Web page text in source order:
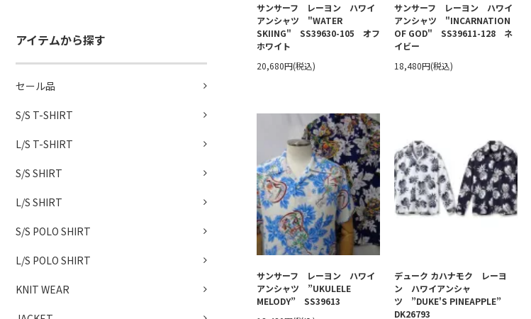
アイテムから探す
セール品
S/S T-SHIRT
L/S T-SHIRT
S/S SHIRT
L/S SHIRT
S/S POLO SHIRT
L/S POLO SHIRT
KNIT WEAR
サンサーフ レーヨン ハワイ
アンシャツ "WATER
SKIING" SS39630-105 オフ
ホワイト
20,680円(税込)
サンサーフ レーヨン ハワイ
アンシャツ "INCARNATION
OF GOD" SS39611-128 ネ
イビー
18,480円(税込)
サンサーフ レーヨン ハワイ
アンシャツ ”UKULELE
MELODY” SS39613
デューク カハナモク レーヨ
ン ハワイアンシャ
ツ ”DUKE'S PINEAPPLE”
DK26793